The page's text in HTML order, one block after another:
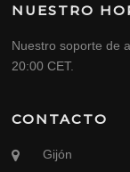
NUESTRO
Nuestro soporte de
20:00 CET.
CONTACTO
Gijón